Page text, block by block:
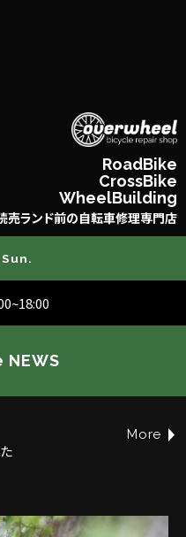
RoadBike
CrossBike
WheelBuilding
売ランド前の自転車修理専門店
Sun.
NEWS
More